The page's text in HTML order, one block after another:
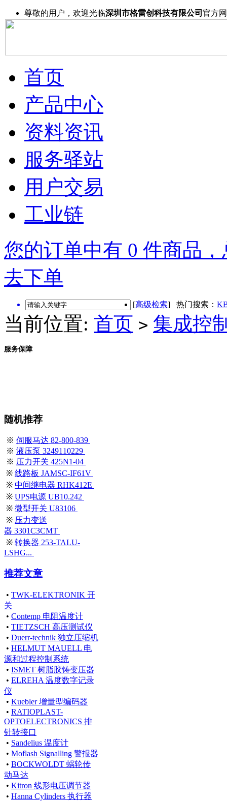
尊敬的用户，欢迎光临深圳市格雷创科技有限公司 官方
首页
产品中心
资料资讯
服务驿站
用户交易
工业链
您的订单中有 0 件商品
去下单
[高级检索] 热门搜索：
当前位置: 首页 > 集成控
服务保障
随机推荐
※ 伺服马达 82-800-839
※ 液压泵 3249110229
※ 压力开关 425N1-04
※ 线路板 JAMSC-IF61V
※ 中间继电器 RHK412E
※ UPS电源 UB10.242
※ 微型开关 U83106
※ 压力变送
器 3301C3CMT
※ 转换器 253-TALU-
LSHG...
推荐文章
• TWK-ELEKTRONIK 开
关
• Contemp 电阻温度计
• TIETZSCH 高压测试仪
• Duerr-technik 独立压缩机
• HELMUT MAUELL 电
源和过程控制系统
• ISMET 树脂胶铸变压器
• ELREHA 温度数字记录
仪
• Kuebler 增量型编码器
• RATIOPLAST-
OPTOELECTRONICS 排
针转接口
• Sandelius 温度计
• Moflash Signalling 警报器
• BOCKWOLDT 蜗轮传
动马达
• Kitron 线形电压调节器
• Hanna Cylinders 执行器